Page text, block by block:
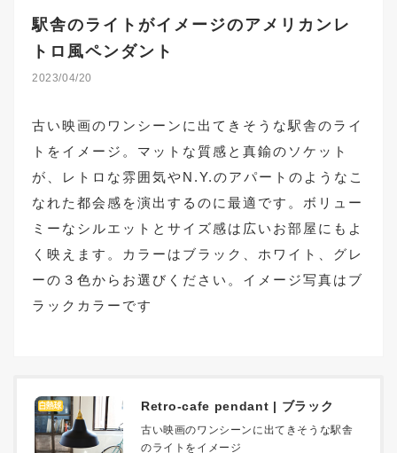
駅舎のライトがイメージのアメリカンレ
トロ風ペンダント
2023/04/20
古い映画のワンシーンに出てきそうな駅舎のライ
トをイメージ。マットな質感と真鍮のソケット
が、レトロな雰囲気やN.Y.のアパートのようなこ
なれた都会感を演出するのに最適です。ボリュー
ミーなシルエットとサイズ感は広いお部屋にもよ
く映えます。カラーはブラック、ホワイト、グレ
ーの３色からお選びください。イメージ写真はブ
ラックカラーです
Retro-cafe pendant | ブラック
古い映画のワンシーンに出てきそうな駅舎
のライトをイメージ